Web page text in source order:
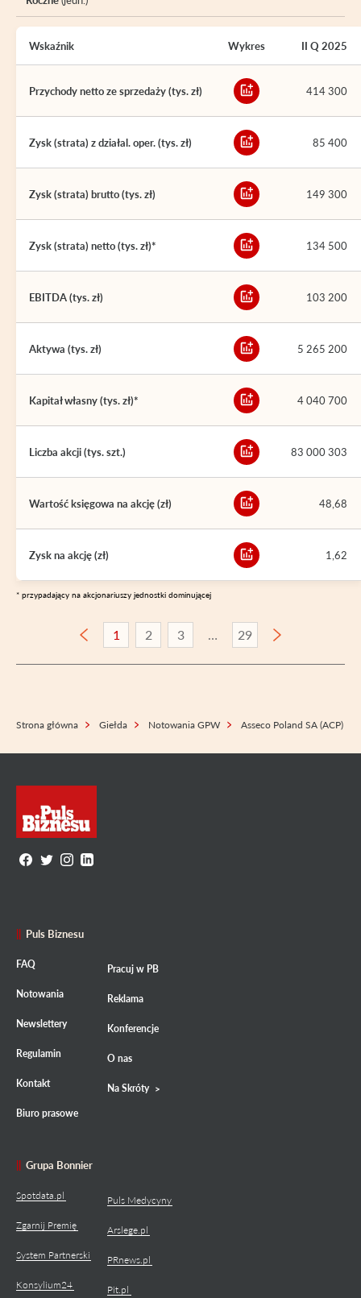
Wskaźnik Wykres II Q 2025
Przychody netto ze sprzedaży (tys. zł) 414 300
Zysk (strata) z działal. oper. (tys. zł) 85 400
Zysk (strata) brutto (tys. zł) 149 300
Zysk (strata) netto (tys. zł)* 134 500
EBITDA (tys. zł) 103 200
Aktywa (tys. zł) 5 265 200
Kapitał własny (tys. zł)* 4 040 700
Liczba akcji (tys. szt.) 83 000 303
Wartość księgowa na akcję (zł) 48,68
Zysk na akcję (zł) 1,62
* przypadający na akcjonariuszy jednostki dominującej
1 2 3 29
Strona główna Giełda Notowania GPW Asseco Poland SA (ACP)
Puls Biznesu
FAQ
Notowania
Newslettery
Regulamin
Kontakt
Biuro prasowe
Pracuj w PB
Reklama
Konferencje
O nas
Na Skróty
Grupa Bonnier
Spotdata.pl
Zgarnij Premię
System Partnerski
Konsylium24
Puls Medycyny
Arslege.pl
PRnews.pl
Pit.pl